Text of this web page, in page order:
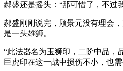
郝盛还是摇头：“那可惜了，不过
郝盛刚刚说完，顾景元没有理会
是一头雄狮。
“此法器名为玉狮印，二阶中品，
巨虎印在这一战中损伤不小，也需